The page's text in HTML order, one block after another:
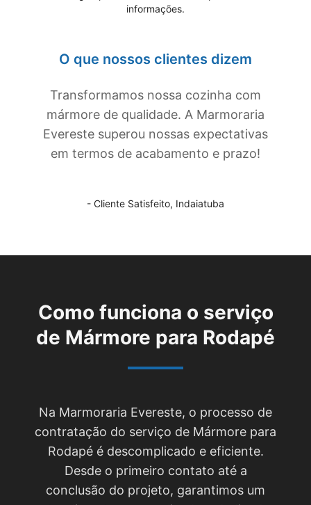
informações.
O que nossos clientes dizem
Transformamos nossa cozinha com
mármore de qualidade. A Marmoraria
Evereste superou nossas expectativas
em termos de acabamento e prazo!
- Cliente Satisfeito, Indaiatuba
Como funciona o serviço
de Mármore para Rodapé
Na Marmoraria Evereste, o processo de
contratação do serviço de Mármore para
Rodapé é descomplicado e eficiente.
Desde o primeiro contato até a
conclusão do projeto, garantimos um